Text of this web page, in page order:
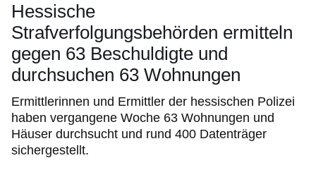
Hessische
Strafverfolgungsbehörden ermitteln
gegen 63 Beschuldigte und
durchsuchen 63 Wohnungen
Ermittlerinnen und Ermittler der hessischen Polizei
haben vergangene Woche 63 Wohnungen und
Häuser durchsucht und rund 400 Datenträger
sichergestellt.